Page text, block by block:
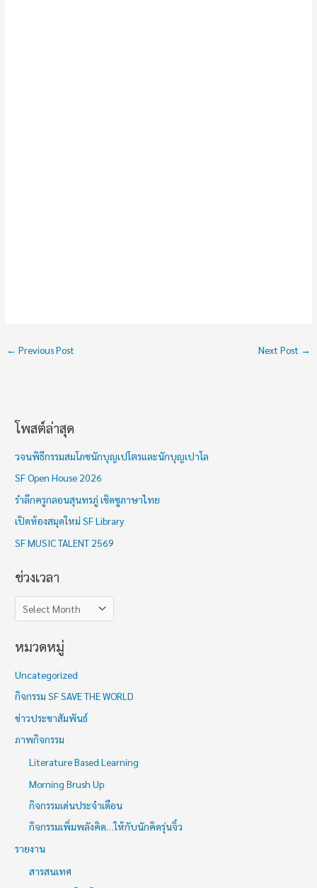
← Previous Post Next Post →
โพสต์ล่าสุด
วจนพิธีกรรมสมโภชนักบุญเปโตรและนักบุญเปาโล
SF Open House 2026
รำลึกครูกลอนสุนทรภู่ เชิดชูภาษาไทย
เปิดห้องสมุดใหม่ SF Library
SF MUSIC TALENT 2569
ช่วงเวลา
ช่
ง
เ
ว
ล
า
หมวดหมู่
Uncategorized
กิจกรรม SF SAVE THE WORLD
ข่าวประชาสัมพันธ์
ภาพกิจกรรม
Literature Based Learning
Morning Brush Up
กิจกรรมเด่นประจำเดือน
กิจกรรมเพิ่มพลังคิด…ให้กับนักคิดรุ่นจิ๋ว
รายงาน
สารสนเทศ